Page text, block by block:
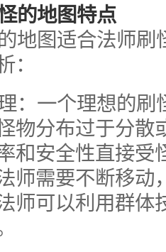
的地图特点
地图适合法师
：一个理想的
物分布过于分散
和安全性直接受
师需要不断移动
师可以利用群体